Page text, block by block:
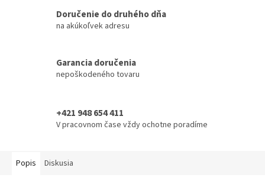
Doručenie do druhého dňa
na akúkoľvek adresu
Garancia doručenia
nepoškodeného tovaru
+421 948 654 411
V pracovnom čase vždy ochotne poradíme
Popis Diskusia